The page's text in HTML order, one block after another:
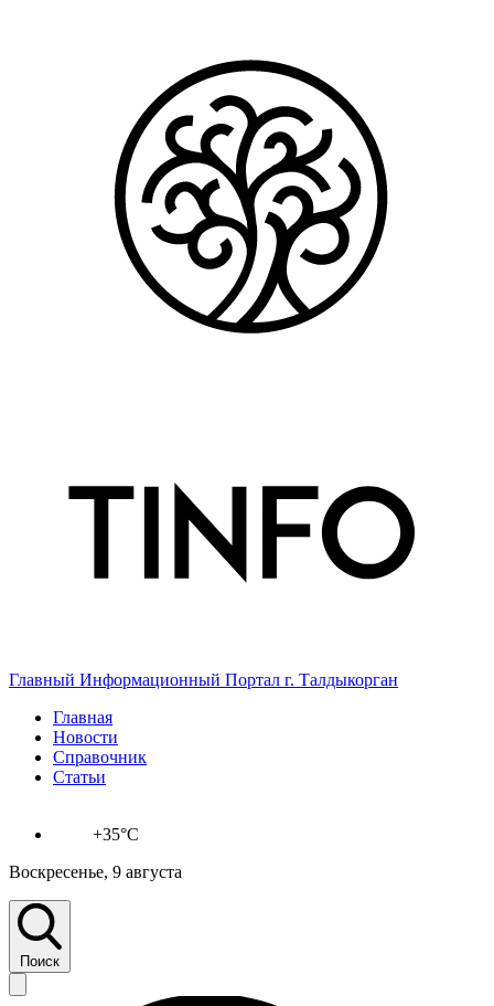
Главный Информационный Портал г. Талдыкорган
Главная
Новости
Справочник
Статьи
+35°C
Воскресенье, 9 августа
Поиск